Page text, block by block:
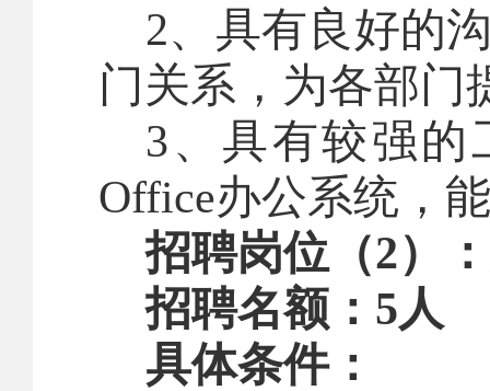
2、具有良好的
门关系，为各部门
3、具有较强
Office办公系统 ，
招聘岗位（2）
招聘名额： 5人
具体条件：